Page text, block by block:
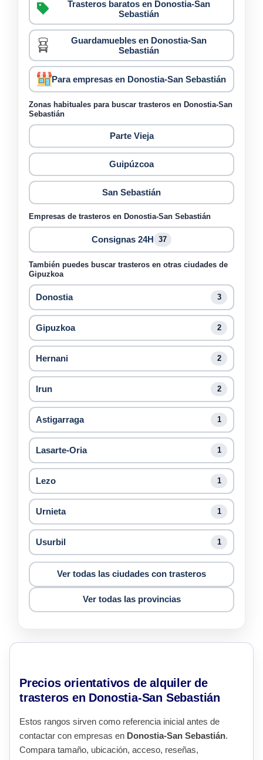
Trasteros baratos en Donostia-San
Sebastián
Guardamuebles en Donostia-San
Sebastián
Para empresas en Donostia-San Sebastián
Zonas habituales para buscar trasteros en Donostia-San
Sebastián
Parte Vieja
Guipúzcoa
San Sebastián
Empresas de trasteros en Donostia-San Sebastián
Consignas 24H 37
También puedes buscar trasteros en otras ciudades de
Gipuzkoa
Donostia 3
Gipuzkoa 2
Hernani 2
Irun 2
Astigarraga 1
Lasarte-Oria 1
Lezo 1
Urnieta 1
Usurbil 1
Ver todas las ciudades con trasteros
Ver todas las provincias
Precios orientativos de alquiler de
trasteros en Donostia-San Sebastián
Estos rangos sirven como referencia inicial antes de
contactar con empresas en Donostia-San Sebastián.
Compara tamaño, ubicación, acceso, reseñas,